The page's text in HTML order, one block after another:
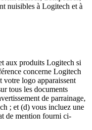
nuisibles à Logitech et à
aux produits Logitech si
concerne Logitech
logo apparaissent
tous les documents
de parrainage,
; et (d) vous incluez une
de mention fourni ci-